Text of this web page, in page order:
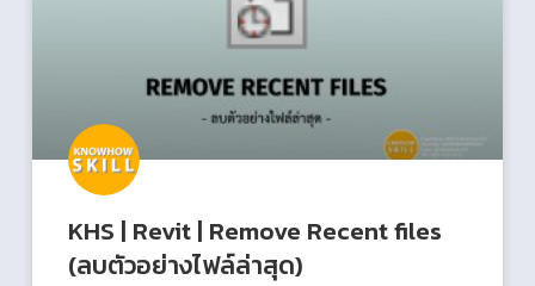
KHS | Revit | Remove Recent files
(ลบตัวอย่างไฟล์ล่าสุด)